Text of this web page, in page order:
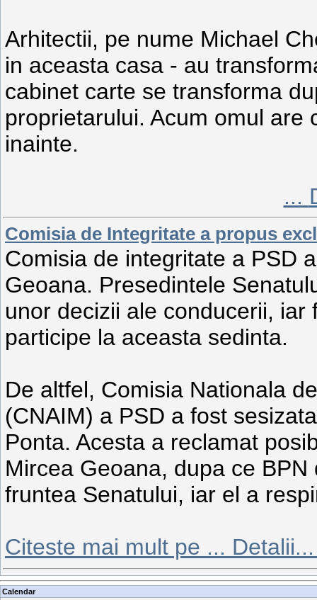
Arhitectii, pe nume Michael
in aceasta casa - au
cabinet carte se transforma
proprietarului. Acum omul are
inainte.
...
Comisia de Integritate a propus
Comisia de integritate a PSD
Geoana. Presedintele
unor decizii ale conducerii,
participe la aceasta sedinta.
De altfel, Comisia Nationala
(CNAIM) a PSD a fost
Ponta. Acesta a reclamat
Mircea Geoana, dupa ce
fruntea Senatului, iar el a
Citeste mai mult pe ...
Calendar